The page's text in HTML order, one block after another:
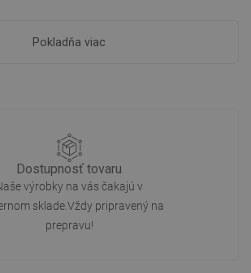
Pokladňa viac
Dostupnosť tovaru
výrobky na vás čakajú v
sklade.Vždy pripravený na
prepravu!